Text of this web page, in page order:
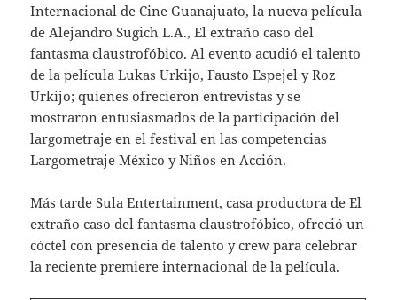
Internacional de Cine Guanajuato, la nueva película
de Alejandro Sugich L.A., El extraño caso del
fantasma claustrofóbico. Al evento acudió el talento
de la película Lukas Urkijo, Fausto Espejel y Roz
Urkijo; quienes ofrecieron entrevistas y se
mostraron entusiasmados de la participación del
largometraje en el festival en las competencias
Largometraje México y Niños en Acción.
Más tarde Sula Entertainment, casa productora de El
extraño caso del fantasma claustrofóbico, ofreció un
cóctel con presencia de talento y crew para celebrar
la reciente premiere internacional de la película.